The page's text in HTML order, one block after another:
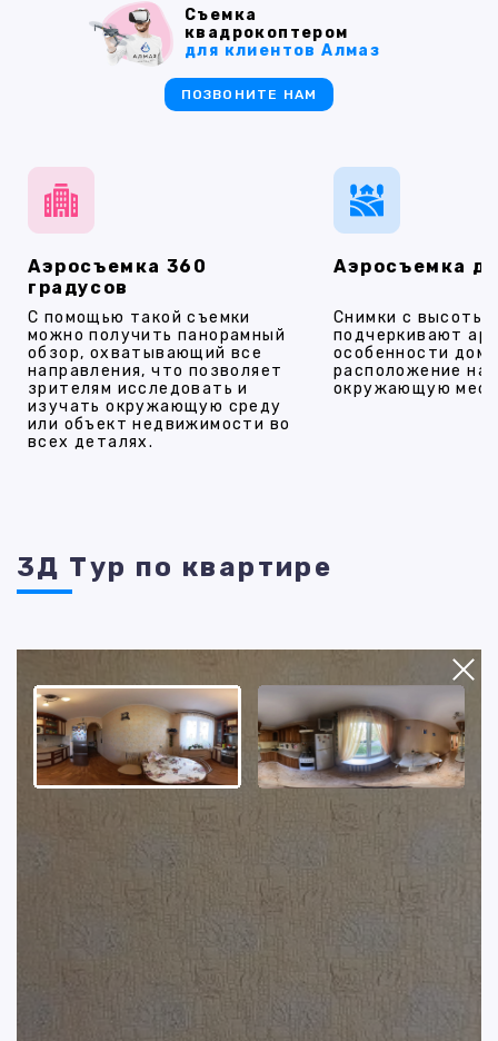
Аэросъемка 360
градусов
С помощью такой съемки
можно получить панорамный
обзор, охватывающий все
направления, что позволяет
зрителям исследовать и
изучать окружающую среду
или объект недвижимости во
всех деталях.
Аэросъемка
Снимки с высоты
подчеркивают
особенности
расположение на
окружающую
Съемка
квадрокоптером
для клиентов Алмаз
ПОЗВОНИТЕ НАМ
3Д Тур по квартире